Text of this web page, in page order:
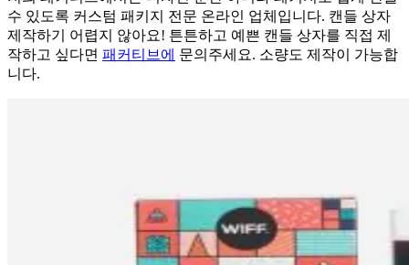
수 있도록 커스텀 패키지 전문 온라인 업체입니다. 캔들 상자
제작하기 어렵지 않아요! 튼튼하고 예쁜 캔들 상자를 직접 제
작하고 싶다면 패커티브에 문의주세요. 소량도 제작이 가능합
니다.